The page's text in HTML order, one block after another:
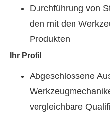
Durchführung von
den mit den
Produkten
Ihr Profil
Abgeschlossene
vergleichbare